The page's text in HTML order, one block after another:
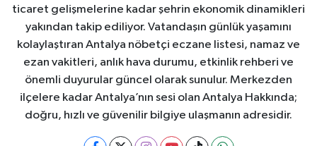
ticaret gelişmelerine kadar şehrin ekonomik dinamikleri
yakından takip ediliyor. Vatandaşın günlük yaşamını
kolaylaştıran Antalya nöbetçi eczane listesi, namaz ve
ezan vakitleri, anlık hava durumu, etkinlik rehberi ve
önemli duyurular güncel olarak sunulur. Merkezden
ilçelere kadar Antalya’nın sesi olan Antalya Hakkında;
doğru, hızlı ve güvenilir bilgiye ulaşmanın adresidir.